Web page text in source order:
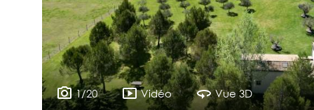
1/20 Vidéo Vue 3D